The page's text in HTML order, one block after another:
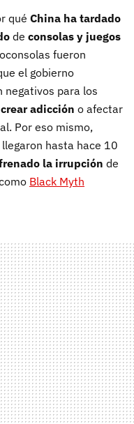
qué China ha tardado
de consolas y juegos
fueron
el gobierno
negativos para los
crear adicción o afectar
Por eso mismo,
llegaron hasta hace 10
la irrupción de
Black Myth